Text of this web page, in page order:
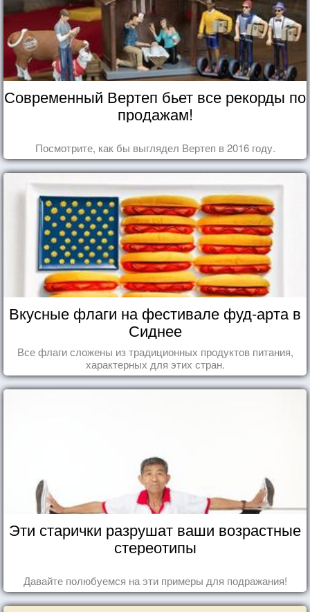
Современный Вертеп бьет все рекорды по
продажам!
Посмотрите, как бы выглядел Вертеп в 2016 году.
Вкусные флаги на фестивале фуд-арта в
Сиднее
Все флаги сложены из традиционных продуктов питания,
характерных для этих стран.
Эти старички разрушат ваши возрастные
стереотипы
Давайте полюбуемся на эти примеры для подражания!